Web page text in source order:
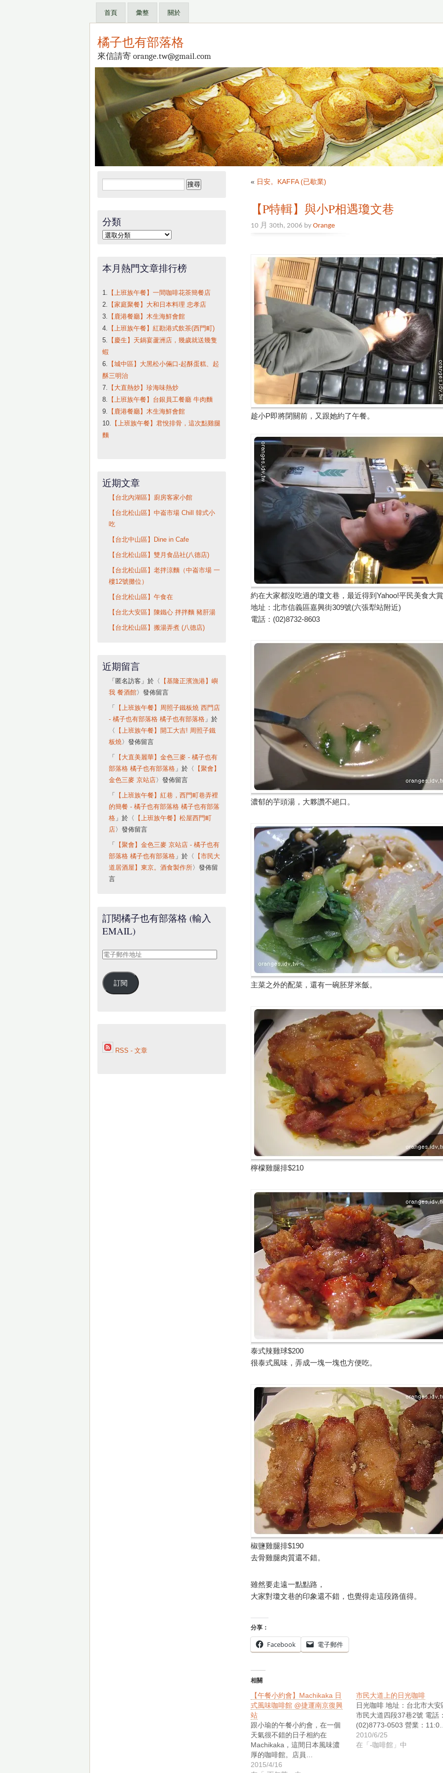
首頁 彙整 關於
橘子也有部落格
來信請寄 orange.tw@gmail.com
« 日安。KAFFA (已歇業)
【P特輯】與小P相遇瓊文巷
10 月 30th, 2006 byOrange
趁小P即將閉關前，又跟她約了午餐。
約在大家都沒吃過的瓊文巷，最近得到Yahoo!平民美食大
地址：北市信義區嘉興街309號(六張犁站附近)
電話：(02)8732-8603
濃郁的芋頭湯，大夥讚不絕口。
主菜之外的配菜，還有一碗胚芽米飯。
檸檬雞腿排$210
泰式辣雞球$200
很泰式風味，弄成一塊一塊也方便吃。
椒鹽雞腿排$190
去骨雞腿肉質還不錯。
雖然要走遠一點點路，
大家對瓊文巷的印象還不錯，也覺得走這段路值得。
分享：
Facebook 電子郵件
相關
【午餐小約會】Machikaka 日
式風味咖啡館 @捷運南京復興
站
跟小瑜的午餐小約會，在一個
天氣很不錯的日子相約在
Machikaka，這間日本風味濃
厚的咖啡館。店員…
2015/4/16
市民大道上的日光咖啡
日光咖啡 地址：台北市大安
市民大道四段37巷2號 電話
(02)8773-0503 營業：
2010/6/25
在「-咖啡館」中
搜
尋
字:
分類
分
本月熱門文章排行榜
1. 【上班族午餐】一間咖啡花茶簡餐店
2. 【家庭聚餐】大和日本料理 忠孝店
3. 【鹿港餐廳】木生海鮮會館
4. 【上班族午餐】紅勘港式飲茶(西門町)
5. 【慶生】天鍋宴蘆洲店，幾歲就送幾隻
蝦
6. 【城中區】大黑松小倆口-起酥蛋糕、起
酥三明治
7. 【大直熱炒】珍海味熱炒
8. 【上班族午餐】台銀員工餐廳 牛肉麵
9. 【鹿港餐廳】木生海鮮會館
10. 【上班族午餐】君悅排骨，這次點雞腿
麵
近期文章
【台北內湖區】廚房客家小館
【台北松山區】中崙市場 Chill 韓式小
吃
【台北中山區】Dine in Cafe
【台北松山區】雙月食品社(八德店)
【台北松山區】老拌涼麵（中崙市場 一
樓12號攤位）
【台北松山區】午食在
【台北大安區】陳鐵心 拌拌麵 豬肝湯
【台北松山區】搬湯弄煮 (八德店)
近期留言
「 匿名訪客 」於〈
【基隆正濱漁港】嶼
我 餐酒館〉發佈留言
「
【上班族午餐】周照子鐵板燒 西門店
- 橘子也有部落格 橘子也有部落格」於
〈
【上班族午餐】開工大吉! 周照子鐵
板燒〉發佈留言
「
【大直美麗華】金色三麥 - 橘子也有
部落格 橘子也有部落格」於〈
【聚會】
金色三麥 京站店 〉發佈留言
「
【上班族午餐】紅巷，西門町巷弄裡
的簡餐 - 橘子也有部落格 橘子也有部落
格」於〈
【上班族午餐】松屋西門町
店 〉發佈留言
「
【聚會】金色三麥 京站店 - 橘子也有
部落格 橘子也有部落格」於〈
【市民大
道居酒屋】東京。酒食製作所〉發佈留
言
訂閱橘子也有部落格 (輸入
EMAIL)
電
郵
件
訂閱
RSS - 文章